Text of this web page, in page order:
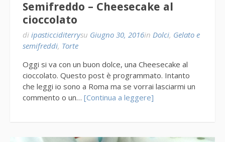
Semifreddo – Cheesecake al
cioccolato
di ipasticciditerrysu Giugno 30, 2016in Dolci, Gelato e
semifreddi, Torte
Oggi si va con un buon dolce, una Cheesecake al
cioccolato. Questo post è programmato. Intanto
che leggi io sono a Roma ma se vorrai lasciarmi un
commento o un… [Continua a leggere]